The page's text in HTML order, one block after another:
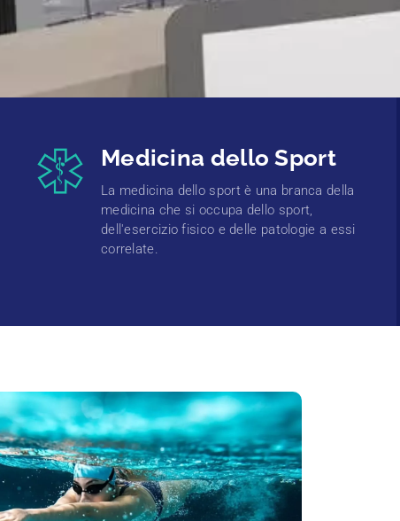
Medicina dello Sport
La medicina dello sport è una branca della
medicina che si occupa dello sport,
dell'esercizio fisico e delle patologie a essi
correlate.